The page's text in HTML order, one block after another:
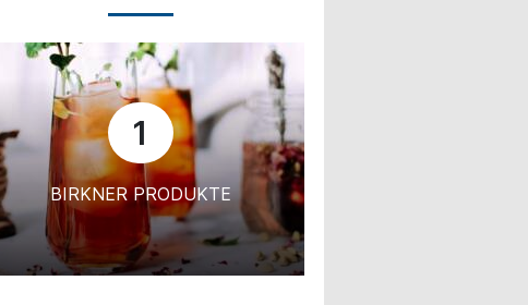
1
BIRKNER PRODUKTE